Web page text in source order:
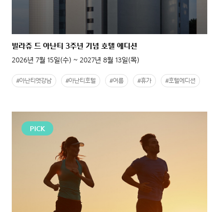
빌라쥬 드 아난티 3주년 기념 호텔 에디션
2026년 7월 15일(수) ~ 2027년 8월 13일(목)
#아난티앳강남 #아난티호텔 #여름 #휴가 #호텔에디션
PICK